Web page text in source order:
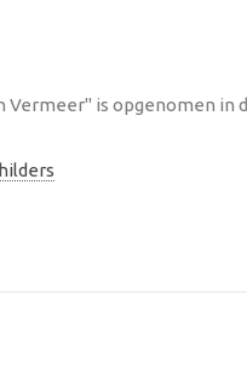
is opgenomen in